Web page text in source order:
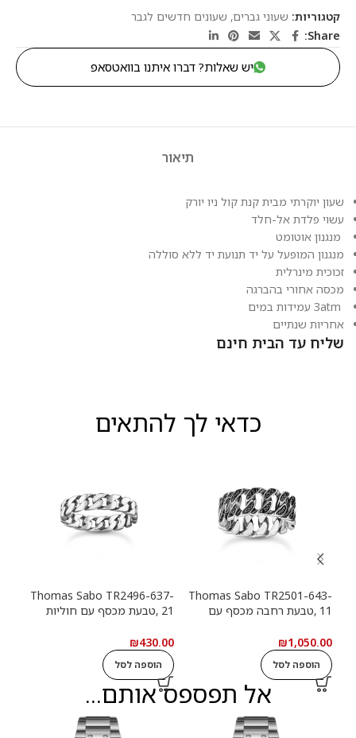
קטגוריות: שעוני גברים, שעונים חדשים לגבר
Share:
יש שאלות? דברו איתנו בוואטסאפ
תיאור
שעון יוקרתי מבית קנת קול ניו יורק
עשוי פלדת אל-חלד
מנגנון אוטומט
מנגנון המופעל על יד תנועת יד ללא סוללה
זכוכית מינרלית
מכסה אחורי בהברגה
אחריות שנתיים
שליח עד הבית חינם
כדאי לך להתאים
Thomas Sabo TR2501-643-
11 ,טבעת רחבה מכסף עם
₪1,050.00
הוספה לסל
Thomas Sabo TR2496-637-
21 ,טבעת מכסף עם חוליות
₪430.00
הוספה לסל
אל תפספס אותם...